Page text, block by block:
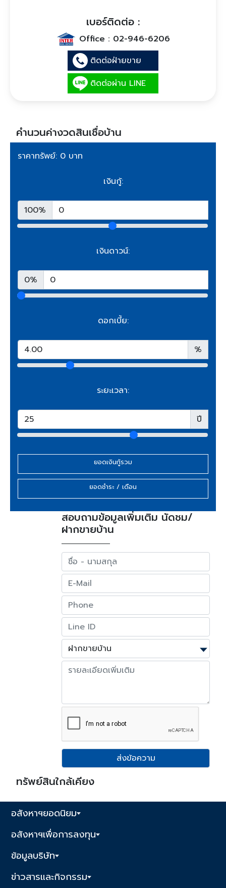
เบอร์ติดต่อ :
Office : 02-946-6206
ติดต่อฝ่ายขาย
ติดต่อผ่าน LINE
คำนวนค่างวดสินเชื่อบ้าน
ราคาทรัพย์: 0 บาท
เงินกู้:
100%
เงินดาวน์:
0%
ดอกเบี้ย:
%
ระยะเวลา:
ปี
ยอดเงินกู้รวม
ยอดชำระ / เดือน
สอบถามข้อมูลเพิ่มเติม นัดชม/
ฝากขายบ้าน
ส่งข้อความ
ทรัพย์สินใกล้เคียง
อสังหาฯยอดนิยม
อสังหาฯเพื่อการลงทุน
ข้อมูลบริษัท
ข่าวสารและกิจกรรม